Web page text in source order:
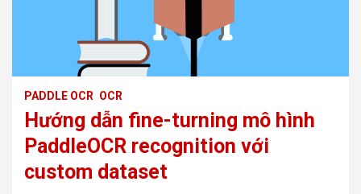
PADDLE OCR OCR
Hướng dẫn fine-turning mô hình
PaddleOCR recognition với
custom dataset